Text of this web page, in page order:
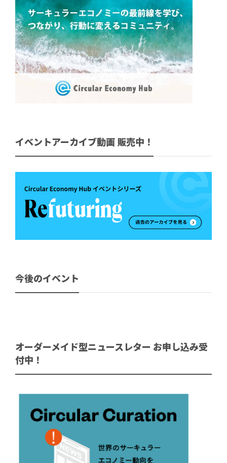
イベントアーカイブ動画 販売中！
今後のイベント
オーダーメイド型ニュースレター お申し込み受
付中！